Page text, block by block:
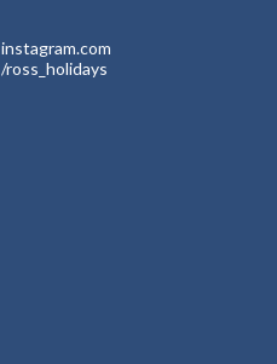
instagram.com
/ross_holidays